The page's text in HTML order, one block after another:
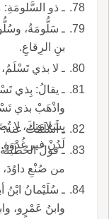
ـ ذو
ـ سَلُّومَةُ،
بنِ الرِقاعِ.
ـ لا بذي
ـ يقالُ: بِذي
واذْهَبْ بذي
بِسَلامَتِكَ، لا
لَدُنْ غير غُدْوَةٍ.
ـ أَسْلَمْتُ عنه: تَرَكْتُه بعدَما كُنْتُ فيه.
ـ قولُ
من صُنْعِ
ـ سُلَيْمانُ ابْنُ
وابنُ عَمْرٍو،